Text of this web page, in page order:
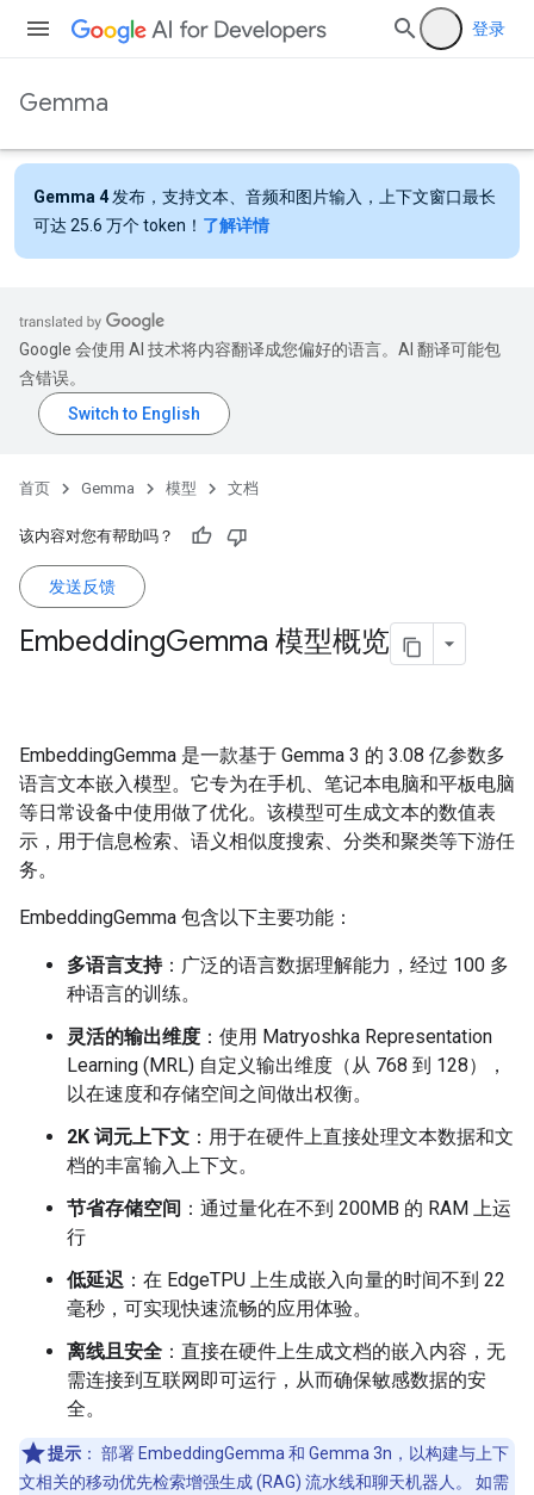
登录
Gemma
Gemma 4 发布，支持文本、音频和图片输入，上下文窗口最长
可达 25.6 万个 token！ 了解详情
Google 会使用 AI 技术将内容翻译成您偏好的语言。AI 翻译可能包
含错误。
首页 Gemma 模型 文档
该内容对您有帮助吗？
发送反馈
EmbeddingGemma 模型概览
EmbeddingGemma 是一款基于 Gemma 3 的 3.08 亿参数多
语言文本嵌入模型。它专为在手机、笔记本电脑和平板电脑
等日常设备中使用做了优化。该模型可生成文本的数值表
示，用于信息检索、语义相似度搜索、分类和聚类等下游任
务。
EmbeddingGemma 包含以下主要功能：
多语言支持：广泛的语言数据理解能力，经过 100 多
种语言的训练。
灵活的输出维度 ：使用 Matryoshka Representation
Learning (MRL) 自定义输出维度（从 768 到 128），
以在速度和存储空间之间做出权衡。
2K 词元上下文 ：用于在硬件上直接处理文本数据和文
档的丰富输入上下文。
节省存储空间 ：通过量化在不到 200MB 的 RAM 上运
行
低延迟 ：在 EdgeTPU 上生成嵌入向量的时间不到 22
毫秒，可实现快速流畅的应用体验。
离线且安全 ：直接在硬件上生成文档的嵌入内容，无
需连接到互联网即可运行，从而确保敏感数据的安
全。
提示 ： 部署 EmbeddingGemma 和 Gemma 3n，以构建与上下
文相关的移动优先检索增强生成 (RAG) 流水线和聊天机器人。 如需